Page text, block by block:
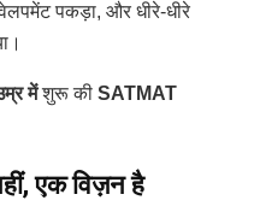
पकड़ा, और धीरे-धीरे
मेंशुरू की SATMAT
एक विज़न है